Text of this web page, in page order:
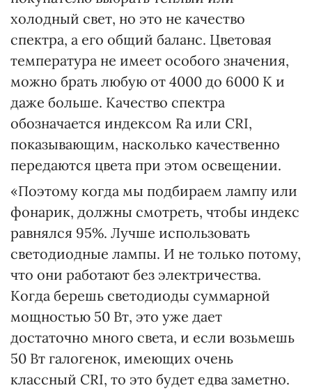
холодный свет, но это не качество
спектра, а его общий баланс. Цветовая
температура не имеет особого значения,
можно брать любую от 4000 до 6000 К и
даже больше. Качество спектра
обозначается индексом Rа или CRI,
показывающим, насколько качественно
передаются цвета при этом освещении.
«Поэтому когда мы подбираем лампу или
фонарик, должны смотреть, чтобы индекс
равнялся 95%. Лучше использовать
светодиодные лампы. И не только потому,
что они работают без электричества.
Когда берешь светодиоды суммарной
мощностью 50 Вт, это уже дает
достаточно много света, и если возьмешь
50 Вт галогенок, имеющих очень
классный CRI, то это будет едва заметно.